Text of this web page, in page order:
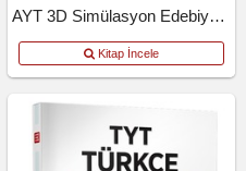
AYT 3D Simülasyon Edebiyat Tarih Coğrafya Denemeleri
Kitap İncele